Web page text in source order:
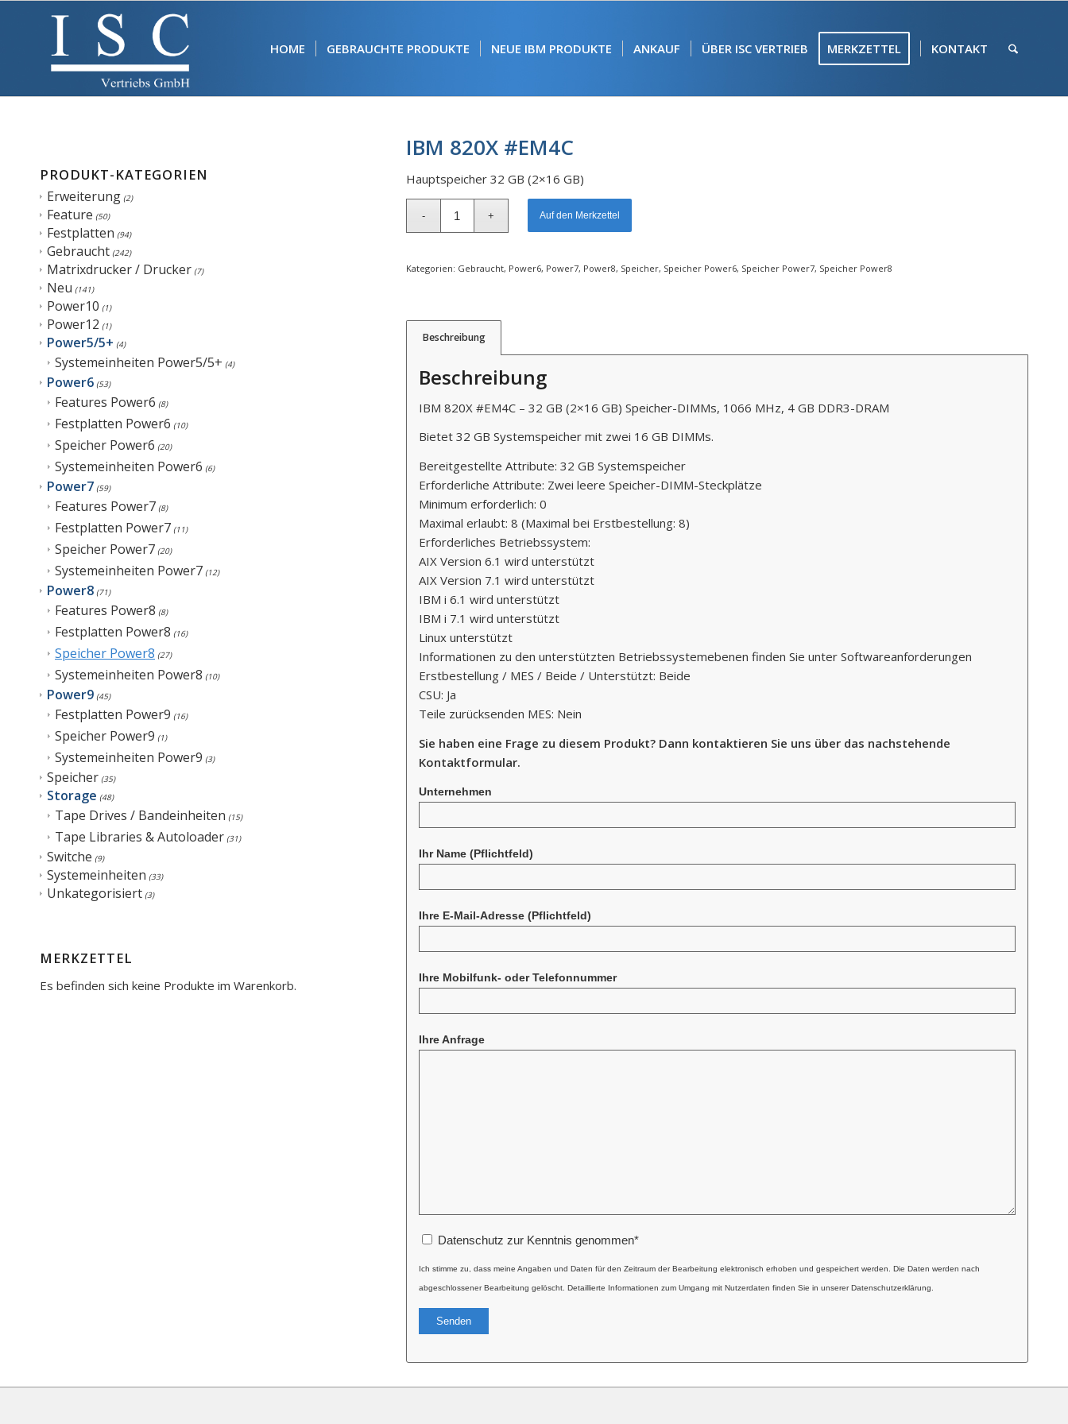
HOME GEBRAUCHTE PRODUKTE NEUE IBM PRODUKTE ANKAUF ÜBER ISC VERTRIEB MERKZETTEL KONTAKT
PRODUKT-KATEGORIEN
Erweiterung (2)
Feature (50)
Festplatten (94)
Gebraucht (242)
Matrixdrucker / Drucker (7)
Neu (141)
Power10 (1)
Power12 (1)
Power5/5+ (4)
Systemeinheiten Power5/5+ (4)
Power6 (53)
Features Power6 (8)
Festplatten Power6 (10)
Speicher Power6 (20)
Systemeinheiten Power6 (6)
Power7 (59)
Features Power7 (8)
Festplatten Power7 (11)
Speicher Power7 (20)
Systemeinheiten Power7 (12)
Power8 (71)
Features Power8 (8)
Festplatten Power8 (16)
Speicher Power8 (27)
Systemeinheiten Power8 (10)
Power9 (45)
Festplatten Power9 (16)
Speicher Power9 (1)
Systemeinheiten Power9 (3)
Speicher (35)
Storage (48)
Tape Drives / Bandeinheiten (15)
Tape Libraries & Autoloader (31)
Switche (9)
Systemeinheiten (33)
Unkategorisiert (3)
MERKZETTEL
Es befinden sich keine Produkte im Warenkorb.
IBM 820X #EM4C
Hauptspeicher 32 GB (2×16 GB)
Auf den Merkzettel
Kategorien: Gebraucht, Power6, Power7, Power8, Speicher, Speicher Power6, Speicher Power7, Speicher Power8
Beschreibung
Beschreibung
IBM 820X #EM4C – 32 GB (2×16 GB) Speicher-DIMMs, 1066 MHz, 4 GB DDR3-DRAM
Bietet 32 ​​GB Systemspeicher mit zwei 16 GB DIMMs.
Bereitgestellte Attribute: 32 GB Systemspeicher
Erforderliche Attribute: Zwei leere Speicher-DIMM-Steckplätze
Minimum erforderlich: 0
Maximal erlaubt: 8 (Maximal bei Erstbestellung: 8)
Erforderliches Betriebssystem:
AIX Version 6.1 wird unterstützt
AIX Version 7.1 wird unterstützt
IBM i 6.1 wird unterstützt
IBM i 7.1 wird unterstützt
Linux unterstützt
Informationen zu den unterstützten Betriebssystemebenen finden Sie unter Softwareanforderungen
Erstbestellung / MES / Beide / Unterstützt: Beide
CSU: Ja
Teile zurücksenden MES: Nein
Sie haben eine Frage zu diesem Produkt? Dann kontaktieren Sie uns über das nachstehende
Kontaktformular.
Unternehmen
Ihr Name (Pflichtfeld)
Ihre E-Mail-Adresse (Pflichtfeld)
Ihre Mobilfunk- oder Telefonnummer
Ihre Anfrage
Datenschutz zur Kenntnis genommen*
Ich stimme zu, dass meine Angaben und Daten für den Zeitraum der Bearbeitung elektronisch erhoben und gespeichert werden. Die Daten werden nach
abgeschlossener Bearbeitung gelöscht. Detaillierte Informationen zum Umgang mit Nutzerdaten finden Sie in unserer Datenschutzerklärung.